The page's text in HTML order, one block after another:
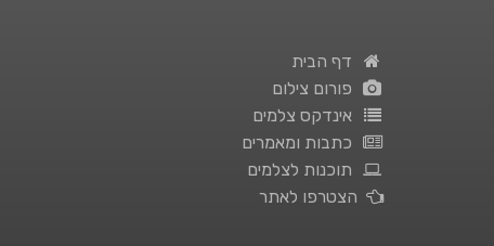
דף הבית
פורום צילום
אינדקס צלמים
כתבות ומאמרים
תוכנות לצלמים
הצטרפו לאתר